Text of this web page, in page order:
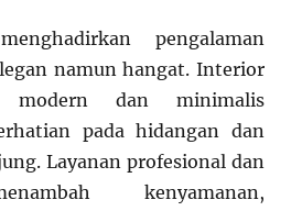
pengalaman
namun hangat. Interior
modern dan minimalis
pada hidangan dan
Layanan profesional dan
kenyamanan,